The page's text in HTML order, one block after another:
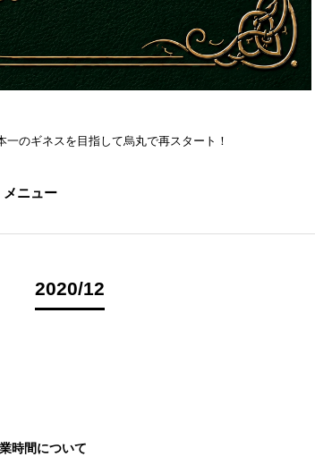
のギネスを目指して烏丸で再スタート！
メニュー
2020/12
時間について